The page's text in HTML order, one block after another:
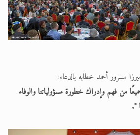
مسرور أحمد خطابه بالدعاء:
من فهم وإدراك خطورة مسؤولياتنا والوفاء
".